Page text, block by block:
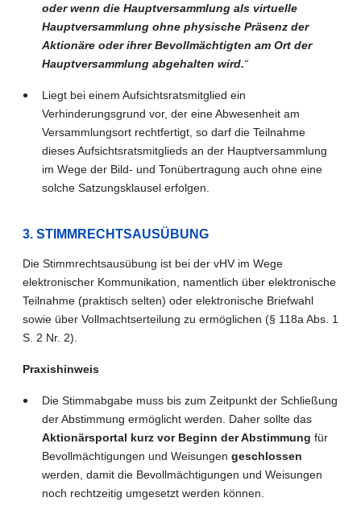
oder wenn die Hauptversammlung als virtuelle
Hauptversammlung ohne physische Präsenz der
Aktionäre oder ihrer Bevollmächtigten am Ort der
Hauptversammlung abgehalten wird.“
Liegt bei einem Aufsichtsratsmitglied ein
Verhinderungsgrund vor, der eine Abwesenheit am
Versammlungsort rechtfertigt, so darf die Teilnahme
dieses Aufsichtsratsmitglieds an der Hauptversammlung
im Wege der Bild- und Tonübertragung auch ohne eine
solche Satzungsklausel erfolgen.
3. STIMMRECHTSAUSÜBUNG
Die Stimmrechtsausübung ist bei der vHV im Wege
elektronischer Kommunikation, namentlich über elektronische
Teilnahme (praktisch selten) oder elektronische Briefwahl
sowie über Vollmachtserteilung zu ermöglichen (§ 118a Abs. 1
S. 2 Nr. 2).
Praxishinweis
Die Stimmabgabe muss bis zum Zeitpunkt der Schließung
der Abstimmung ermöglicht werden. Daher sollte das
Aktionärsportal kurz vor Beginn der Abstimmung für
Bevollmächtigungen und Weisungen geschlossen
werden, damit die Bevollmächtigungen und Weisungen
noch rechtzeitig umgesetzt werden können.